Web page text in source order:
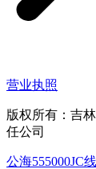
营业执照
版权所有：吉
任公司
公海555000JC